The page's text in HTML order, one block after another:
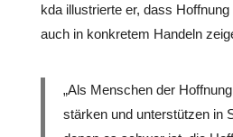
kda illus­trierte er, dass
auch in kon­kre­tem Handeln
„Als Menschen der
stärken und unter­stüt­zen in